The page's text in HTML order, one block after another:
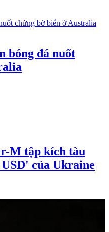
bóng đá nuốt
M tập kích tàu
của Ukraine